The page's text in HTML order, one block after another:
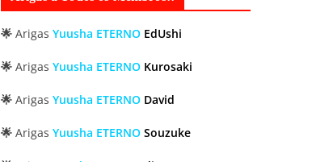
🌟 Arigas Yuusha ETERNO EdUshi
🌟 Arigas Yuusha ETERNO Kurosaki
🌟 Arigas Yuusha ETERNO David
🌟 Arigas Yuusha ETERNO Souzuke